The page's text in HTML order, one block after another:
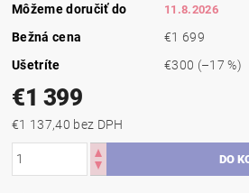
Môžeme doručiť do
11.8.2026
Bežná cena
€1 699
Ušetríte
€300 (–17 %)
€1 399
€1 137,40 bez DPH